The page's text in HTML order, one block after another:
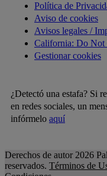
Política de
Aviso de cookies
Avisos legales /
California: Do Not
Gestionar cookies
¿Detectó una estafa? Si
en redes sociales, un
infórmelo aquí
Derechos de autor 2026
reservados. Términos de